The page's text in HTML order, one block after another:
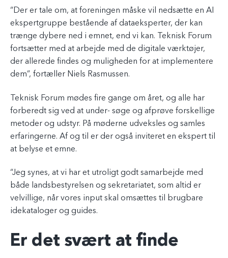
“Der er tale om, at foreningen måske vil nedsætte en AI
ekspertgruppe bestående af dataeksperter, der kan
trænge dybere ned i emnet, end vi kan. Teknisk Forum
fortsætter med at arbejde med de digitale værktøjer,
der allerede findes og muligheden for at implementere
dem”, fortæller Niels Rasmussen.
Teknisk Forum mødes fire gange om året, og alle har
forberedt sig ved at under- søge og afprøve forskellige
metoder og udstyr. På møderne udveksles og samles
erfaringerne. Af og til er der også inviteret en ekspert til
at belyse et emne.
“Jeg synes, at vi har et utroligt godt samarbejde med
både landsbestyrelsen og sekretariatet, som altid er
velvillige, når vores input skal omsættes til brugbare
idekataloger og guides.
Er det svært at finde